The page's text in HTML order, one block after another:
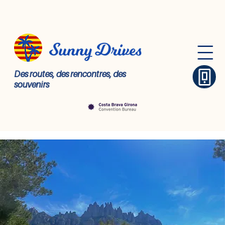
Des routes, des rencontres, des
souvenirs